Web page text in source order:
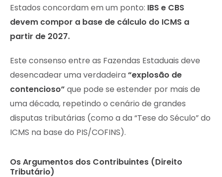
Estados concordam em um ponto: IBS e CBS
devem compor a base de cálculo do ICMS a
partir de 2027.
Este consenso entre as Fazendas Estaduais deve
desencadear uma verdadeira “explosão de
contencioso” que pode se estender por mais de
uma década, repetindo o cenário de grandes
disputas tributárias (como a da “Tese do Século” do
ICMS na base do PIS/COFINS).
Os Argumentos dos Contribuintes (Direito
Tributário)